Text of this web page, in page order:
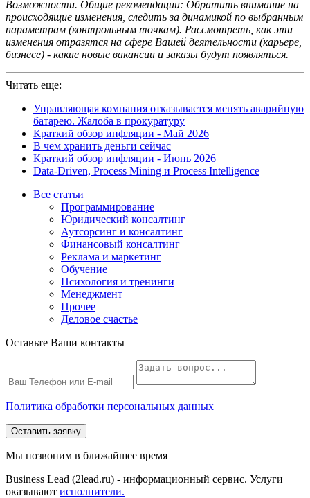
Возможности. Общие рекомендации: Обратить внимание на
происходящие изменения, следить за динамикой по выбранным
параметрам (контрольным точкам). Рассмотреть, как эти
изменения отразятся на сфере Вашей деятельности (карьере,
бизнесе) - какие новые вакансии и заказы будут появляться.
Читать еще:
Управляющая компания отказывается менять аварийную
батарею. Жалоба в прокуратуру
Краткий обзор инфляции - Май 2026
В чем хранить деньги сейчас
Краткий обзор инфляции - Июнь 2026
Data-Driven, Process Mining и Process Intelligence
Все статьи
Программирование
Юридический консалтинг
Аутсорсинг и консалтинг
Финансовый консалтинг
Реклама и маркетинг
Обучение
Психология и тренинги
Менеджмент
Прочее
Деловое счастье
Оставьте Ваши контакты
Политика обработки персональных данных
Оставить заявку
Мы позвоним в ближайшее время
Business Lead (2lead.ru) - информационный сервис. Услуги
оказывают исполнители.